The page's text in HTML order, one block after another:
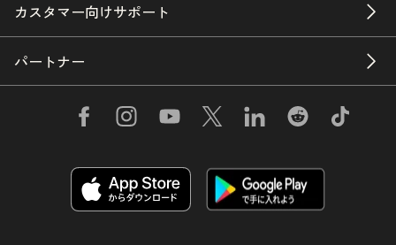
カスタマー向けサポート
パートナー